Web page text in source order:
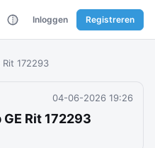
Inloggen Registreren
172293
04-06-2026 19:26
Rit 172293